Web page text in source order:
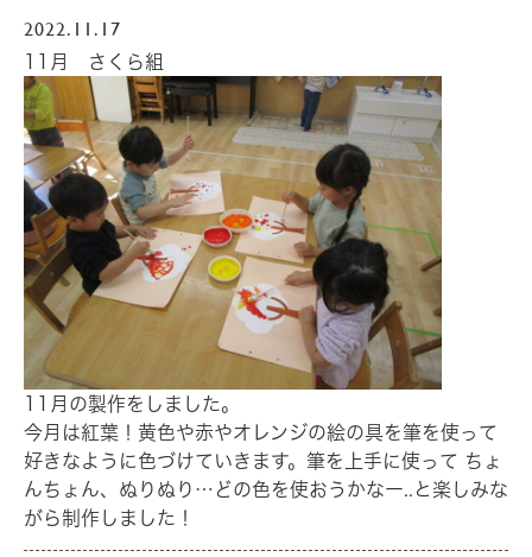
2022.11.17
11月 さくら組
11月の製作をしました。
今月は紅葉！黄色や赤やオレンジの絵の具を筆を使って
好きなように色づけていきます。筆を上手に使って ちょ
んちょん、ぬりぬり…どの色を使おうかなー..と楽しみな
がら制作しました！